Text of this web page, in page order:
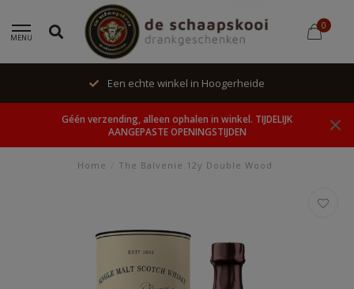
MENU
0
Een echte winkel in Hoogerheide
Géén verzending, alleen ophalen in winkel. TIJDELIJK
AANGEPASTE OPENINGSTIJDEN
Home The Balvenie 12y Double Wood